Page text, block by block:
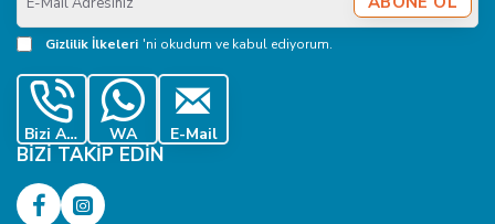
Mail
Adresiniz
Gizlilik İlkeleri 'ni okudum ve kabul ediyorum.
Bizi Ara WA E-Mail
BIZI TAKIP EDIN